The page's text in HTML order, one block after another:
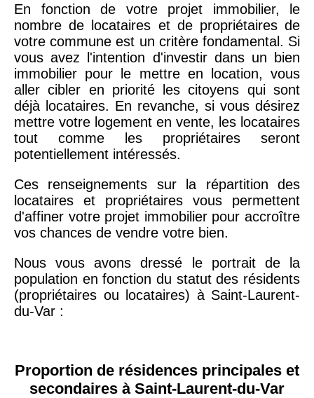
En fonction de votre projet immobilier, le
nombre de locataires et de propriétaires de
votre commune est un critère fondamental. Si
vous avez l'intention d'investir dans un bien
immobilier pour le mettre en location, vous
aller cibler en priorité les citoyens qui sont
déjà locataires. En revanche, si vous désirez
mettre votre logement en vente, les locataires
tout comme les propriétaires seront
potentiellement intéressés.
Ces renseignements sur la répartition des
locataires et propriétaires vous permettent
d'affiner votre projet immobilier pour accroître
vos chances de vendre votre bien.
Nous vous avons dressé le portrait de la
population en fonction du statut des résidents
(propriétaires ou locataires) à Saint-Laurent-
du-Var :
Proportion de résidences principales et
secondaires à Saint-Laurent-du-Var